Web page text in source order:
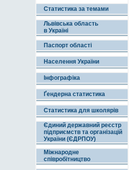
Статистика за темами
Львівська область
в Україні
Паспорт області
Населення України
Інфографіка
Ґендерна статистика
Статистика для школярів
Єдиний державний реєстр
підприємств та організацій
України (ЄДРПОУ)
Міжнародне
співробітництво